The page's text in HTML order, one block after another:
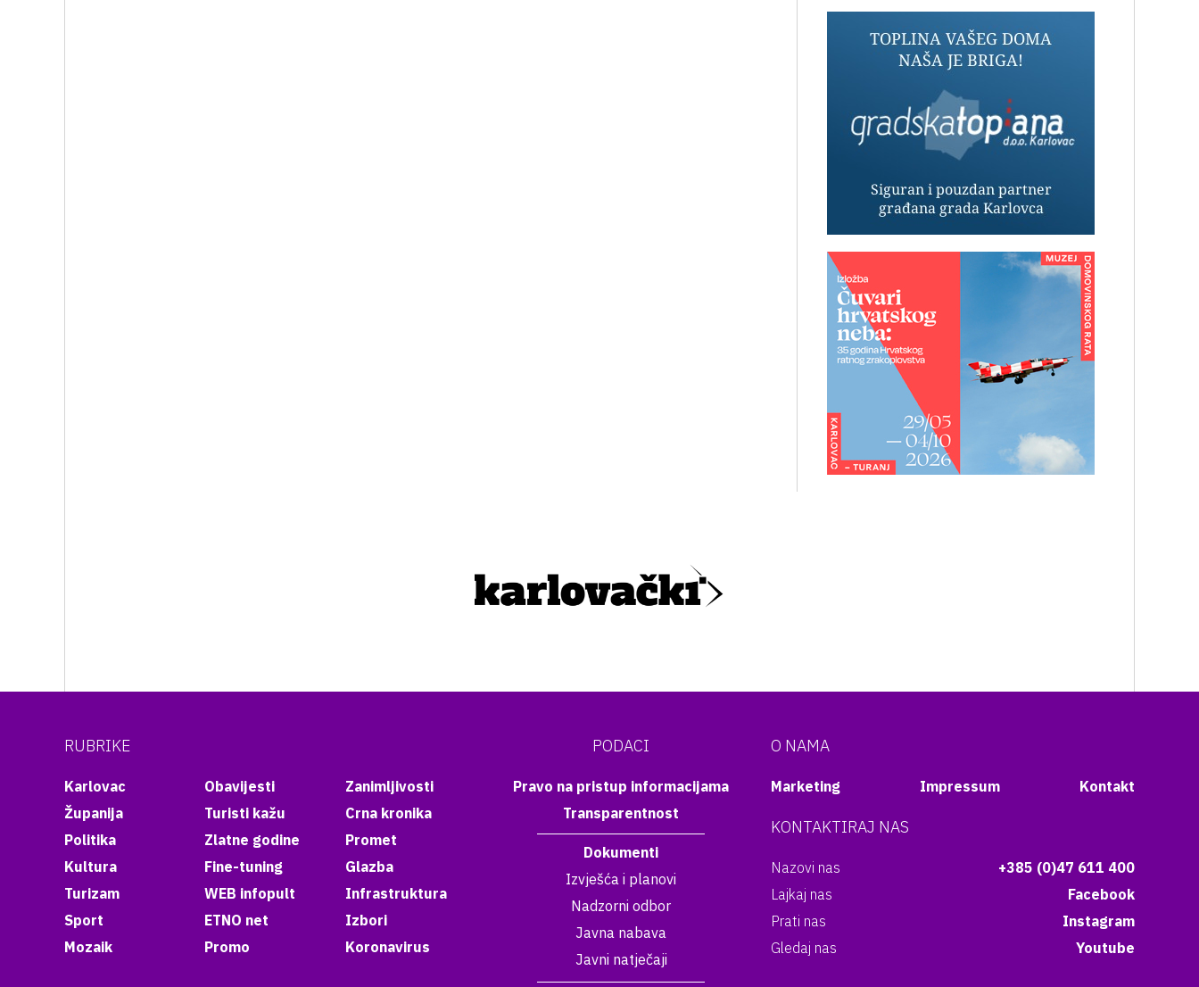
RUBRIKE
Karlovac
Županija
Politika
Kultura
Turizam
Sport
Mozaik
Obavijesti
Turisti kažu
Zlatne godine
Fine-tuning
WEB infopult
ETNO net
Promo
Zanimljivosti
Crna kronika
Promet
Glazba
Infrastruktura
Izbori
Koronavirus
PODACI
Pravo na pristup informacijama
Transparentnost
Dokumenti
Izvješća i planovi
Nadzorni odbor
Javna nabava
Javni natječaji
O NAMA
Marketing Impressum Kontakt
KONTAKTIRAJ NAS
Nazovi nas
+385 (0)47 611 400
Lajkaj nas
Facebook
Prati nas
Instagram
Gledaj nas
Youtube